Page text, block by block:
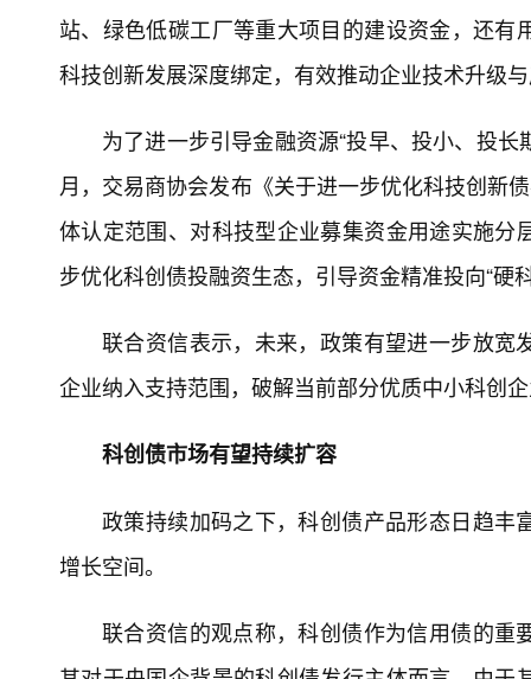
站、绿色低碳工厂等重大项目的建设资金，还
科技创新发展深度绑定，有效推动企业技术升级
为了进一步引导金融资源“投早、投小、投
月，交易商协会发布《关于进一步优化科技创新
体认定范围、对科技型企业募集资金用途实施
步优化科创债投融资生态，引导资金精准投向“硬
联合资信表示，未来，政策有望进一步放
企业纳入支持范围，破解当前部分优质中小科创
科创债市场有望持续扩容
政策持续加码之下，科创债产品形态日趋
增长空间。
联合资信的观点称，科创债作为信用债的